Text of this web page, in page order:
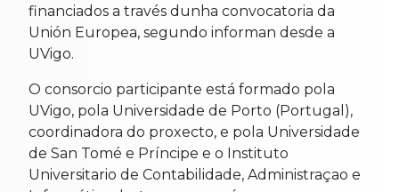
financiados a través dunha convocatoria da
Unión Europea, segundo informan desde a
UVigo.
O consorcio participante está formado pola
UVigo, pola Universidade de Porto (Portugal),
coordinadora do proxecto, e pola Universidade
de San Tomé e Príncipe e o Instituto
Universitario de Contabilidade, Administraçao e